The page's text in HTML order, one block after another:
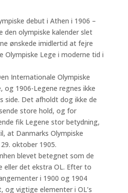
debut i Athen i 1906 –
den olympiske kalender slet
ønskede imidlertid at fejre
Lege i moderne tid i
Internationale Olympiske
og 1906-Legene regnes ikke
side. Det afholdt dog ikke de
store hold, og for
fik Legene stor betydning,
at Danmarks Olympiske
oktober 1905.
blevet betegnet som de
eller det ekstra OL. Efter to
i 1900 og 1904
og vigtige elementer i OL’s